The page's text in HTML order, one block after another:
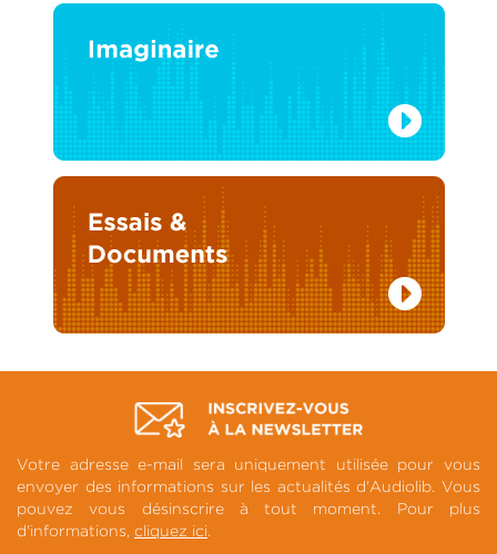
Votre adresse e-mail sera uniquement utilisée pour vous
envoyer des informations sur les actualités d'Audiolib. Vous
pouvez vous désinscrire à tout moment. Pour plus
d'informations, cliquez ici.